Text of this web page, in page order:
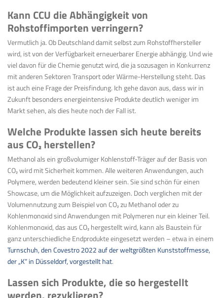
Kann CCU die Abhängigkeit von
Rohstoffimporten verringern?
Vermutlich ja. Ob Deutschland damit selbst zum Rohstoffhersteller
wird, ist von der Verfügbarkeit erneuerbarer Energie abhängig. Und wie
viel davon für die Chemie genutzt wird, die ja sozusagen in Konkurrenz
mit anderen Sektoren Transport oder Wärme-Herstellung steht. Das
ist auch eine Frage der Preisfindung. Ich gehe davon aus, dass wir in
Zukunft besonders energieintensive Produkte deutlich weniger im
Markt sehen, als dies heute noch der Fall ist.
Welche Produkte lassen sich heute bereits
aus CO₂herstellen?
Methanol als ein großvolumiger Kohlenstoff-Träger auf der Basis von
CO₂wird mit Sicherheit kommen. Alle weiteren Anwendungen, auch
Polymere, werden bedeutend kleiner sein. Sie sind schön für einen
Showcase, um die Möglichkeit aufzuzeigen. Doch verglichen mit der
Volumennutzung zum Beispiel von CO₂zu Methanol oder zu
Kohlenmonoxid sind Anwendungen mit Polymeren nur ein kleiner Teil.
Kohlenmonoxid, das aus CO₂hergestellt wird, kann als Baustein für
ganz unterschiedliche Endprodukte eingesetzt werden – etwa in einem
Turnschuh, den Covestro 2022 auf der weltgrößten Kunststoffmesse,
der „K“ in Düsseldorf, vorgestellt hat.
Lassen sich Produkte, die so hergestellt